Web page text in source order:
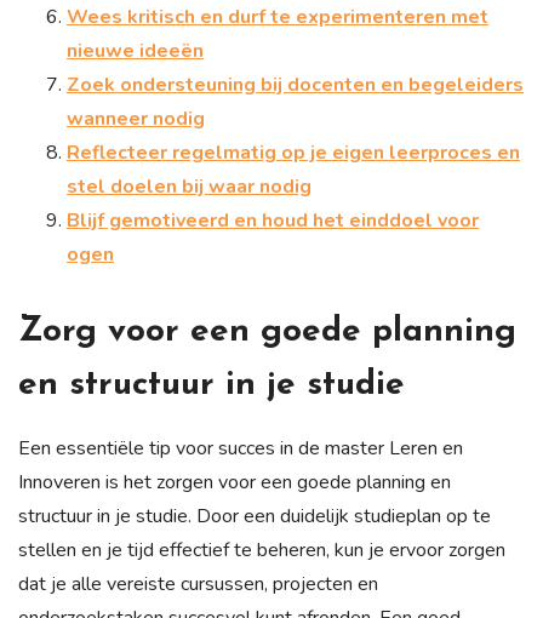
Wees kritisch en durf te experimenteren met
nieuwe ideeën
Zoek ondersteuning bij docenten en begeleiders
wanneer nodig
Reflecteer regelmatig op je eigen leerproces en
stel doelen bij waar nodig
Blijf gemotiveerd en houd het einddoel voor
ogen
Zorg voor een goede planning
en structuur in je studie
Een essentiële tip voor succes in de master Leren en
Innoveren is het zorgen voor een goede planning en
structuur in je studie. Door een duidelijk studieplan op te
stellen en je tijd effectief te beheren, kun je ervoor zorgen
dat je alle vereiste cursussen, projecten en